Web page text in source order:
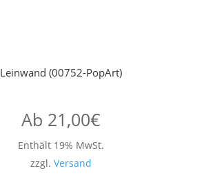
Leinwand (00752-PopArt)
Ab 21,00€
Enthält 19% MwSt.
zzgl. Versand